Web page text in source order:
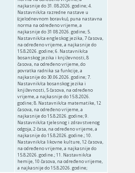
najkasnije do 31. 08.2026. godine; 4.
Nastavnik/ca razredne nastave u
(cjelodnevnom boravku), puna nastavna
norma na određeno vrijeme, a
najkasnije do 31 08 2026. godine; 5.
Nastavnik/ca engleskog jezika, 7 časova,
na određeno vrijeme, a najkasnije do
15.8.2026. godine; 6. Nastavnik/ca
bosanskog jezika i književnosti, 8
časova, na određeno vrijeme, do
povratka radnika sa funkcije, a
najkasnije do 30.06.2026. godine; 7.
Nastavnik/ca bosanskog jezika i
književnosti, 5 časova, na određeno
vrijeme, a najkasnije do 15.8.2026.
godine; 8. Nastavnik/ca matematike, 12
časova, na određeno vrijeme, a
najkasnije do 15.8.2026. godine; 9.
Nastavnik/ca tjelesnog i zdravstvenog
odgoja, 2 časa, na određeno vrijeme, a
najkasnije do 15.8.2026. godine.; 10.
Nastavnik/ca likovne kulture, 12 časova,
na određeno vrijeme, a najkasnije do
15.8.2026. godine.; 11. Nastavnik/ca
hemije, 10 časova, na određeno vrijeme,
a najkasnije do 15.8.2026. godine;